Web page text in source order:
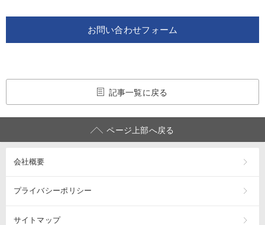
お問い合わせフォーム
記事一覧に戻る
ページ上部へ戻る
会社概要
プライバシーポリシー
サイトマップ